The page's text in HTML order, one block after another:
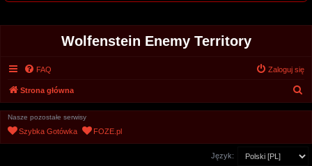
Wolfenstein Enemy Territory
FAQ Zaloguj się
Strona główna
a
Nasze pozostałe serwisy
Szybka Gotówka FOZE.pl
Język: